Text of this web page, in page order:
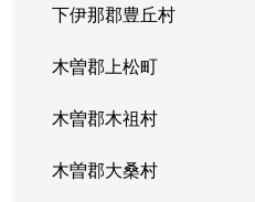
下伊那郡豊丘村
木曽郡上松町
木曽郡木祖村
木曽郡大桑村